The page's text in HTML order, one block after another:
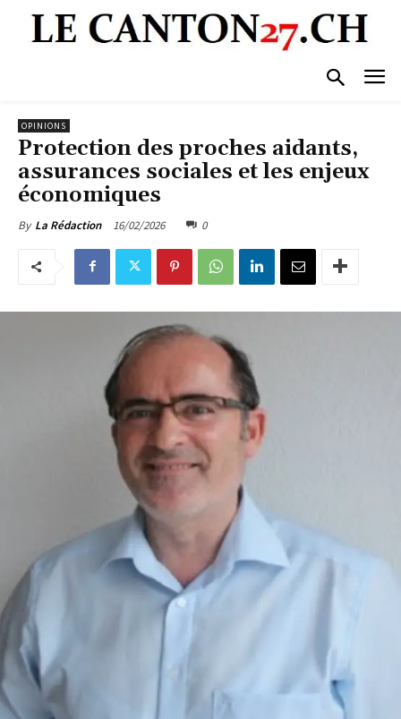
OPINIONS
Protection des proches aidants,
assurances sociales et les enjeux
économiques
By La Rédaction 16/02/2026 0